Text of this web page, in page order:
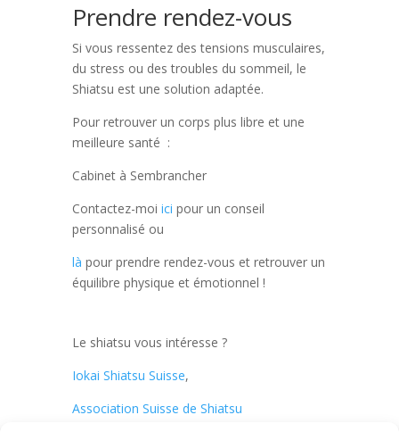
Prendre rendez-vous
Si vous ressentez des tensions musculaires,
du stress ou des troubles du sommeil, le
Shiatsu est une solution adaptée.
Pour retrouver un corps plus libre et une
meilleure santé :
Cabinet à Sembrancher
Contactez-moi ici pour un conseil
personnalisé ou
là pour prendre rendez-vous et retrouver un
équilibre physique et émotionnel !
Le shiatsu vous intéresse ?
Iokai Shiatsu Suisse,
Association Suisse de Shiatsu